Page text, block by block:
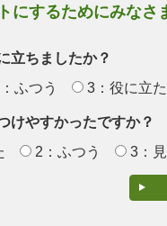
にするためにみな
立ちましたか？
ふつう 3：役に立
けやすかったですか？
2：ふつう 3：